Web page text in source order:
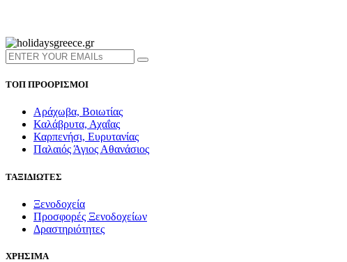
ΤΟΠ ΠΡΟΟΡΙΣΜΟΙ
Αράχωβα, Βοιωτίας
Καλάβρυτα, Αχαΐας
Καρπενήσι, Ευρυτανίας
Παλαιός Άγιος Αθανάσιος
ΤΑΞΙΔΙΩΤΕΣ
Ξενοδοχεία
Προσφορές Ξενοδοχείων
Δραστηριότητες
ΧΡΗΣΙΜΑ